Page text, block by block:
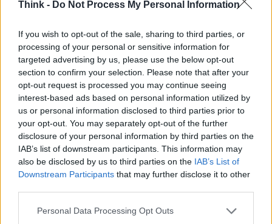
Think - Do Not Process My Personal Information
If you wish to opt-out of the sale, sharing to third parties, or
processing of your personal or sensitive information for
targeted advertising by us, please use the below opt-out
section to confirm your selection. Please note that after your
opt-out request is processed you may continue seeing
interest-based ads based on personal information utilized by
us or personal information disclosed to third parties prior to
your opt-out. You may separately opt-out of the further
disclosure of your personal information by third parties on the
IAB’s list of downstream participants. This information may
also be disclosed by us to third parties on the IAB’s List of
Downstream Participants that may further disclose it to other
Please note that this website/app uses one or more Google
Personal Data Processing Opt Outs
un’esperienza di shopping eccellente:
Consegna rapida e gratuita: ricevi i tuoi ordini
in 1-2 giorni lavorativi senza costi aggiuntivi.
Pagamenti sicuri e flessibili:
scegli metodi
innovativi come Satispay o la rateizzazione con
Klarna.
Assistenza clienti dedicata:supporto post-
vendita disponibile per riparazioni gratuite e
diritto di recesso entro 14 giorni.
Come approfittare delle offerte natalizie
Visita la landing page ufficiale:scopri tutte le
promozioni su Huawei Store.